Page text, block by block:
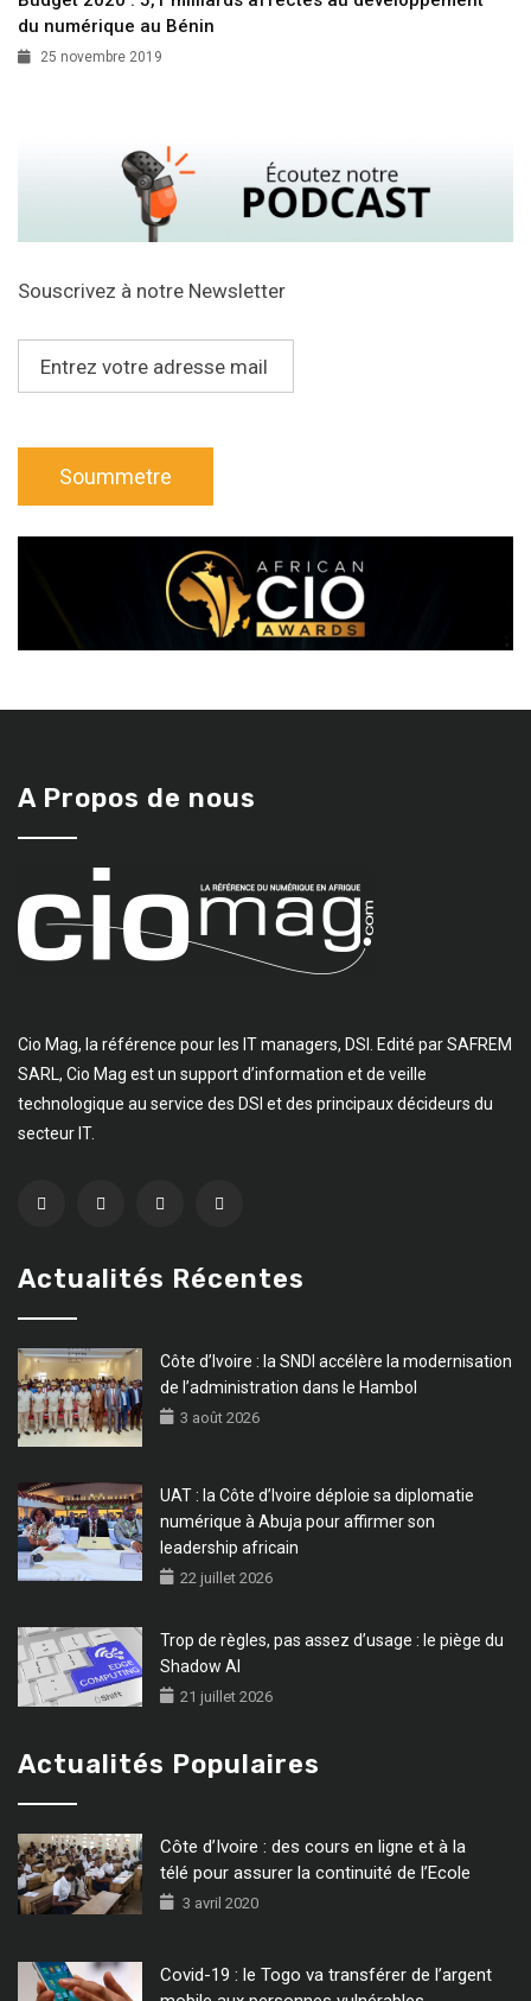
du numérique au Bénin
25 novembre 2019
Souscrivez à notre Newsletter
A Propos de nous
Cio Mag, la référence pour les IT managers, DSI. Edité par SAFREM
SARL, Cio Mag est un support d’information et de veille
technologique au service des DSI et des principaux décideurs du
secteur IT.
Actualités Récentes
Côte d’Ivoire : la SNDI accélère la modernisation
de l’administration dans le Hambol
3 août 2026
UAT : la Côte d’Ivoire déploie sa diplomatie
numérique à Abuja pour affirmer son
leadership africain
22 juillet 2026
Trop de règles, pas assez d’usage : le piège du
Shadow AI
21 juillet 2026
Actualités Populaires
Côte d’Ivoire : des cours en ligne et à la
télé pour assurer la continuité de l’Ecole
3 avril 2020
Covid-19 : le Togo va transférer de l’argent